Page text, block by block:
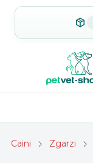
Caini Zgarzi